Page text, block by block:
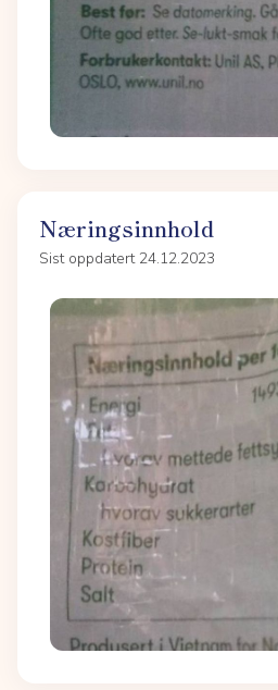
Næringsinnhold
Sist oppdatert 24.12.2023